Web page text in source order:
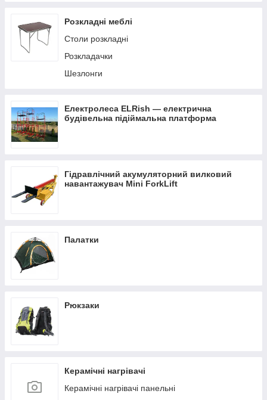
Розкладні меблі
Столи розкладні
Розкладачки
Шезлонги
Електролеса ELRish — електрична
будівельна підіймальна платформа
Гідравлічний акумуляторний вилковий
навантажувач Mini ForkLift
Палатки
Рюкзаки
Керамічні нагрівачі
Керамічні нагрівачі панельні